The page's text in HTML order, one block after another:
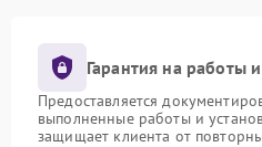
Гарантия на работы
Предоставляется
выполненные работы и
защищает клиента от